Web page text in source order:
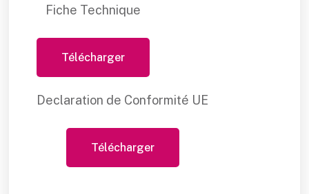
Fiche Technique
Télécharger
Declaration de Conformité UE
Télécharger